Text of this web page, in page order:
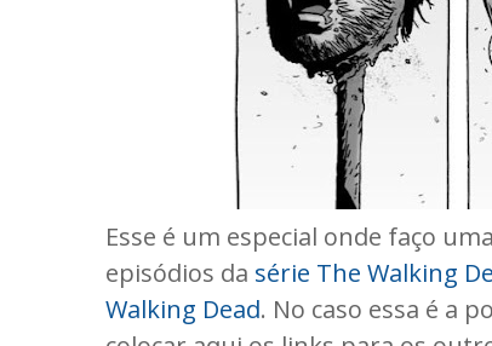
Esse é um especial onde faço
episódios da série The Walking
Walking Dead. No caso essa é a